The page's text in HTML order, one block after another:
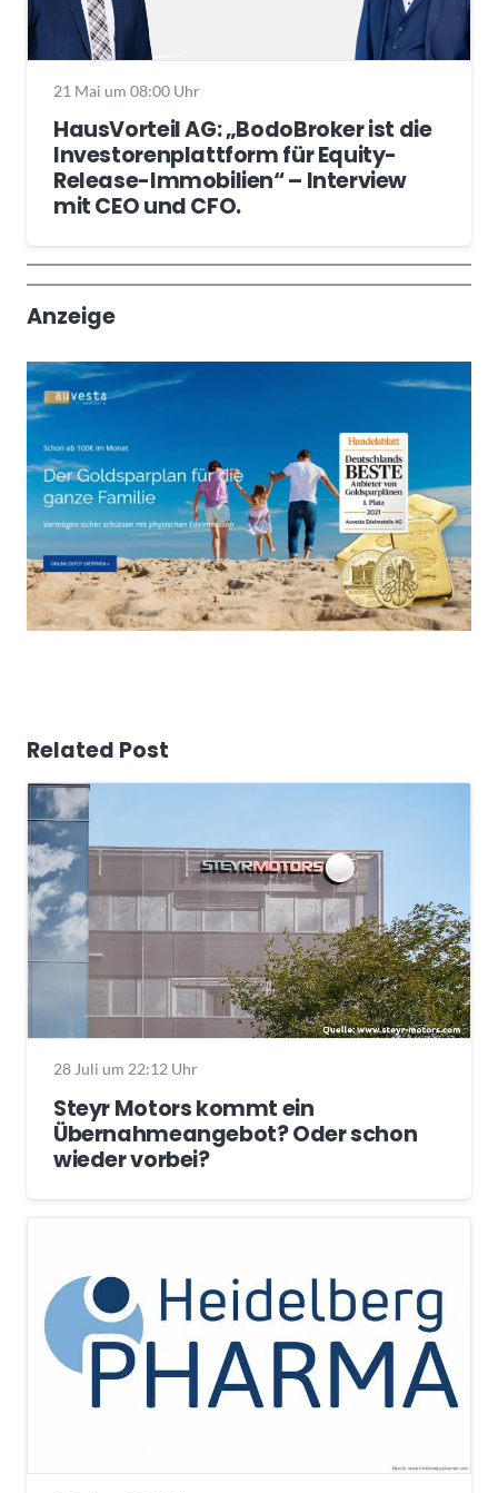
21 Mai um 08:00 Uhr
HausVorteil AG: „BodoBroker ist die
Investorenplattform für Equity-
Release-Immobilien“ – Interview
mit CEO und CFO.
Wochenrückblick
Trendthemen
Anzeige
Related Post
28 Juli um 22:12 Uhr
Steyr Motors kommt ein
Übernahmeangebot? Oder schon
wieder vorbei?